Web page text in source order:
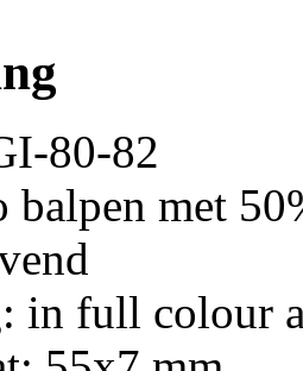
80-82
met
in full colour